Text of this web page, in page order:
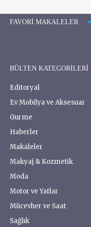
FAVORI MAKALELER
BÜLTEN KATEGORILERI
Editoryal
Ev Mobilya ve Aksesuar
Gurme
Haberler
Makaleler
Makyaj & Kozmetik
Moda
Motor ve Yatlar
Mücevher ve Saat
Sağlık